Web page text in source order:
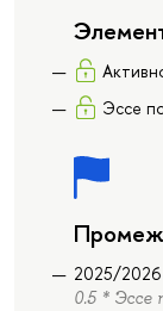
Эссе
2025/
0.5 * Эссе